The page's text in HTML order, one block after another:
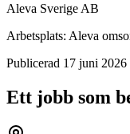
Aleva Sverige AB
Arbetsplats: Aleva
Publicerad 17 juni 2026
Ett jobb som